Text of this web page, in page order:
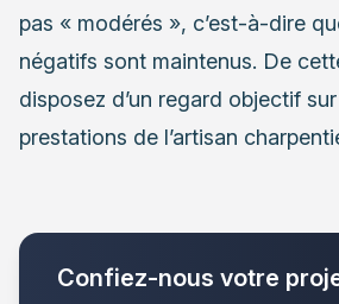
pas « modérés », c’est-à-dire
négatifs sont maintenus. De
disposez d’un regard objectif
prestations de l’artisan
Confiez-nous votre